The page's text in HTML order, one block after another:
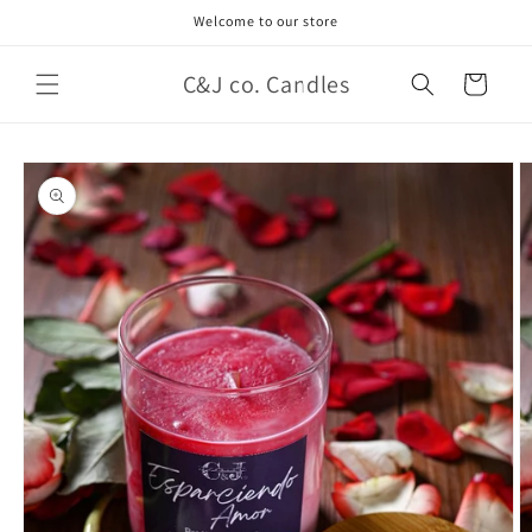
Welcome to our store
C&J co. Candles Carrito
directamente
a la
información
del producto